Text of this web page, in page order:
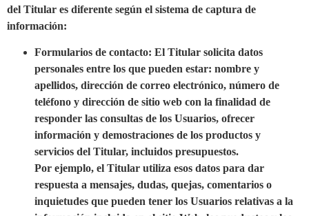
del Titular es diferente según el sistema de captura de
información:
Formularios de contacto: El Titular solicita datos
personales entre los que pueden estar: nombre y
apellidos, dirección de correo electrónico, número de
teléfono y dirección de sitio web con la finalidad de
responder las consultas de los Usuarios, ofrecer
información y demostraciones de los productos y
servicios del Titular, incluidos presupuestos.
Por ejemplo, el Titular utiliza esos datos para dar
respuesta a mensajes, dudas, quejas, comentarios o
inquietudes que pueden tener los Usuarios relativas a la